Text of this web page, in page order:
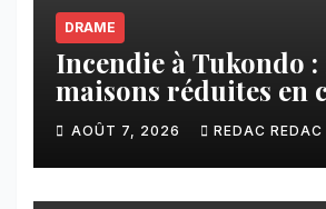
DRAME
Incendie à Tukondo :
maisons réduites en
plusieurs familles
AOÛT 7, 2026 REDAC REDAC